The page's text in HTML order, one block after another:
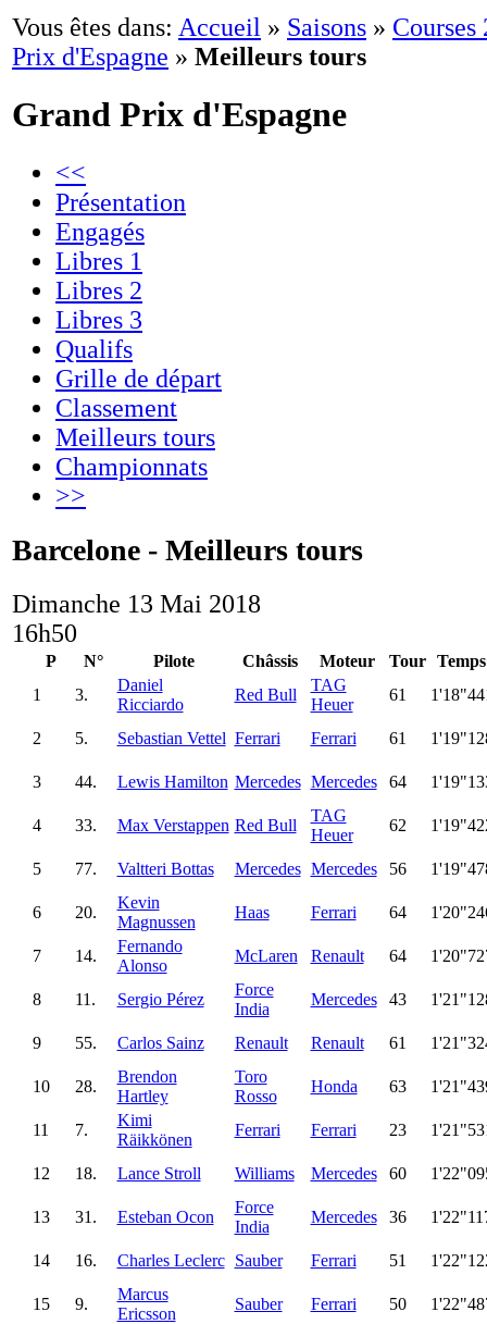
Vous êtes dans: Accueil » Saisons » Courses
Prix d'Espagne » Meilleurs tours
Grand Prix d'Espagne
<<
Présentation
Engagés
Libres 1
Libres 2
Libres 3
Qualifs
Grille de départ
Classement
Meilleurs tours
Championnats
>>
Barcelone - Meilleurs tours
Dimanche 13 Mai 2018
16h50
P N° Pilote Châssis Moteur Tour
Temps
1
3.
Daniel
Ricciardo
Red Bull
TAG
Heuer
61
2 5. Sebastian Vettel Ferrari Ferrari 61
3 44. Lewis Hamilton Mercedes Mercedes 64
4 33. Max Verstappen Red Bull
TAG
Heuer
62
5 77. Valtteri Bottas Mercedes Mercedes 56
6 20.
Kevin
Magnussen
Haas Ferrari 64
7 14.
Fernando
Alonso
McLaren Renault 64
8 11. Sergio Pérez
Force
India
Mercedes 43
9 55. Carlos Sainz Renault Renault 61
10 28.
Brendon
Hartley
Toro
Rosso
Honda 63
11 7.
Kimi
Räikkönen
Ferrari Ferrari 23
12 18. Lance Stroll Williams Mercedes 60
13 31. Esteban Ocon
Force
India
Mercedes 36
14 16. Charles Leclerc Sauber Ferrari 51
15 9.
Marcus
Ericsson
Sauber Ferrari 50